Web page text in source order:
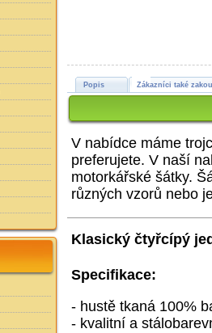
Popis Zákazníci také
V nabídce máme
preferujete. V naší
motorkářské šátky.
různých vzorů nebo
Klasický čtyřcípý
Specifikace:
- hustě tkaná 100%
- kvalitní a